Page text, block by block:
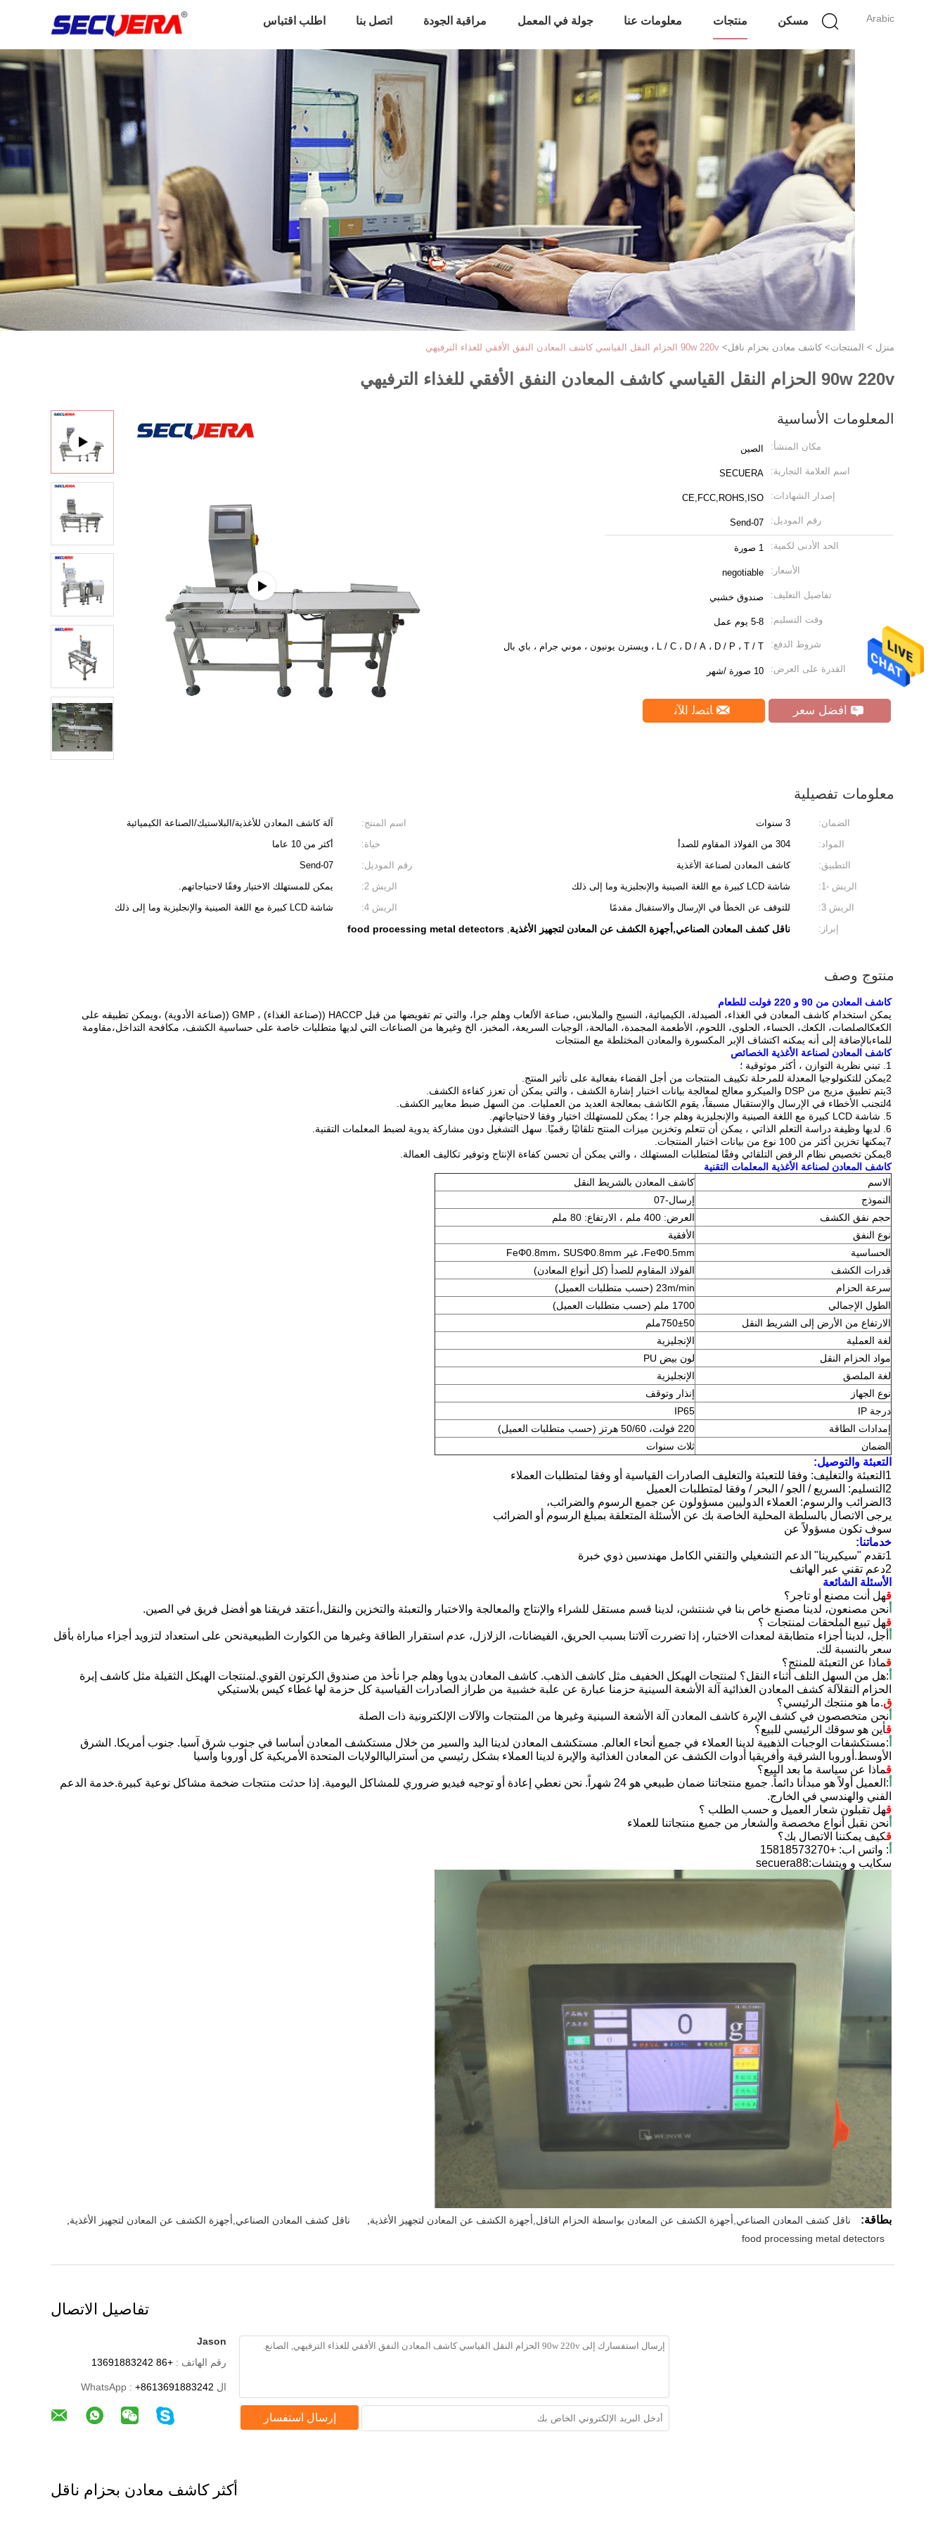
Arabic مسكن منتجات معلومات عنا جولة في المعمل مراقبة الجودة اتصل بنا اطلب اقتباس
منزل > المنتجات> كاشف معادن بحزام ناقل> 90w 220v الحزام النقل القياسي كاشف المعادن النفق الأفقي للغذاء الترفيهي
90w 220v الحزام النقل القياسي كاشف المعادن النفق الأفقي للغذاء الترفيهي
المعلومات الأساسية
مكان المنشأ: الصين
اسم العلامة التجارية: SECUERA
إصدار الشهادات: CE,FCC,ROHS,ISO
رقم الموديل: Send-07
الحد الأدنى لكمية: 1 صورة
الأسعار: negotiable
تفاصيل التغليف: صندوق خشبي
وقت التسليم: 5-8 يوم عمل
شروط الدفع: L / C ، D / A ، D / P ، T / T ، ويسترن يونيون ، موني جرام ، باي بال
القدرة على العرض: 10 صورة /شهر
افضل سعر ﺎﺘﺼﻟ ﺍﻶﻧ
معلومات تفصيلية
الضمان: 3 سنوات اسم المنتج:
آلة كاشف المعادن للأغذية/البلاستيك/الصناعة الكيميائية
المواد:
304 من الفولاذ المقاوم للصدأ حياة:
أكثر من 10 عاما
التطبيق:
كاشف المعادن لصناعة الأغذية رقم الموديل:
Send-07
الريش -1:
شاشة LCD كبيرة مع اللغة الصينية والإنجليزية وما إلى ذلك الريش 2:
يمكن للمستهلك الاختيار وفقًا لاحتياجاتهم.
الريش 3:
للتوقف عن الخطأ في الإرسال والاستقبال مقدمًا الريش 4:
شاشة LCD كبيرة مع اللغة الصينية والإنجليزية وما إلى ذلك
إبراز:
ناقل كشف المعادن الصناعي,أجهزة الكشف عن المعادن لتجهيز الأغذية,
food processing metal detectors
منتوج وصف
كاشف المعادن من 90 و 220 فولت للطعام
يمكن استخدام كاشف المعادن في الغذاء، الصيدلة، الكيميائية، النسيج والملابس، صناعة الألعاب وهلم جرا، والتي تم تفويضها من قبل HACCP ((صناعة الغذاء) ، GMP ((صناعة الأدوية) ،ويمكن تطبيقه على
الكعكالصلصات، الكعك، الحساء، الحلوى، اللحوم، الأطعمة المجمدة، المالحة، الوجبات السريعة، المخبز، الخ وغيرها من الصناعات التي لديها متطلبات خاصة على حساسية الكشف، مكافحة التداخل،مقاومة
للماءبالإضافة إلى أنه يمكنه اكتشاف الإبر المكسورة والمعادن المختلطة مع المنتجات
كاشف المعادن لصناعة الأغذية الخصائص
1. تبني نظرية التوازن ، أكثر موثوقية ؛
2يمكن للتكنولوجيا المعدلة للمرحلة تكييف المنتجات من أجل القضاء بفعالية على تأثير المنتج.
3يتم تطبيق مزيج من DSP والميكرو معالج لمعالجة بيانات اختبار إشارة الكشف ، والتي يمكن أن تعزز كفاءة الكشف.
4لتجنب الأخطاء في الإرسال والإستقبال مسبقاً، يقوم الكاشف بمعالجة العديد من العمليات. من السهل ضبط معايير الكشف.
5. شاشة LCD كبيرة مع اللغة الصينية والإنجليزية وهلم جرا ؛ يمكن للمستهلك اختيار وفقا لاحتياجاتهم.
6. لديها وظيفة دراسة التعلم الذاتي ، يمكن أن تتعلم وتخزين ميزات المنتج تلقائيًا رقميًا. سهل التشغيل دون مشاركة يدوية لضبط المعلمات التقنية.
7يمكنها تخزين أكثر من 100 نوع من بيانات اختبار المنتجات.
8يمكن تخصيص نظام الرفض التلقائي وفقًا لمتطلبات المستهلك ، والتي يمكن أن تحسن كفاءة الإنتاج وتوفير تكاليف العمالة.
كاشف المعادن لصناعة الأغذية المعلمات التقنية
الاسم
كاشف المعادن بالشريط النقل
النموذج
إرسال-07
حجم نفق الكشف
العرض: 400 ملم ، الارتفاع: 80 ملم
نوع النفق
الأفقية
الحساسية
FeΦ0.5mm، غير FeΦ0.8mm، SUSΦ0.8mm
قدرات الكشف
الفولاذ المقاوم للصدأ (كل أنواع المعادن)
سرعة الحزام
23m/min (حسب متطلبات العميل)
الطول الإجمالي
1700 ملم (حسب متطلبات العميل)
الارتفاع من الأرض إلى الشريط النقل
750±50ملم
لغة العملية
الإنجليزية
مواد الحزام النقل
لون بيض PU
لغة الملصق
الإنجليزية
نوع الجهاز
إنذار وتوقف
درجة IP
IP65
إمدادات الطاقة
220 فولت، 50/60 هرتز (حسب متطلبات العميل)
الضمان
ثلاث سنوات
التعبئة والتوصيل:
1التعبئة والتغليف: وفقا للتعبئة والتغليف الصادرات القياسية أو وفقا لمتطلبات العملاء
2التسليم: السريع / الجو / البحر / وفقا لمتطلبات العميل
3الضرائب والرسوم: العملاء الدوليين مسؤولون عن جميع الرسوم والضرائب،
يرجى الاتصال بالسلطة المحلية الخاصة بك عن الأسئلة المتعلقة بمبلغ الرسوم أو الضرائب
سوف تكون مسؤولاً عن
خدماتنا:
1تقدم "سيكيرينا" الدعم التشغيلي والتقني الكامل
مهندسين ذوي خبرة
2دعم تقني عبر الهاتف
الأسئلة الشائعة
قهل أنت مصنع أو تاجر؟
نحن مصنعون، لدينا مصنع خاص بنا في شنتشن، لدينا قسم مستقل للشراء والإنتاج والمعالجة والاختبار والتعبئة والتخزين والنقل،أعتقد فريقنا هو أفضل فريق في الصين.
قهل تبيع الملحقات لمنتجات ؟
أجل، لدينا أجزاء متطابقة لمعدات الاختبار، إذا تضررت آلاتنا بسبب الحريق، الفيضانات، الزلازل، عدم استقرار الطاقة وغيرها من الكوارث الطبيعيةنحن على استعداد لتزويد أجزاء مباراة بأقل
سعر بالنسبة لك.
قماذا عن التعبئة للمنتج؟
:هل من السهل التلف أثناء النقل؟ لمنتجات الهيكل الخفيف مثل كاشف الذهب. كاشف المعادن يدويا وهلم جرا نأخذ من صندوق الكرتون القوي.لمنتجات الهيكل الثقيلة مثل كاشف إبرة
الحزام النقلآلة كشف المعادن الغذائية آلة الأشعة السينية حزمنا عبارة عن علبة خشبية من طراز الصادرات القياسية كل حزمة لها غطاء كيس بلاستيكي
ق.ما هو منتجك الرئيسي؟
نحن متخصصون في كشف الإبرة كاشف المعادن آلة الأشعة السينية وغيرها من المنتجات والآلات الإلكترونية ذات الصلة
قأين هو سوقك الرئيسي للبيع؟
:مستكشفات الوجبات الذهبية لدينا العملاء في جميع أنحاء العالم. مستكشف المعادن لدينا اليد والسير من خلال مستكشف المعادن أساسا في جنوب شرق آسيا. جنوب أمريكا. الشرق
الأوسط.أوروبا الشرقية وأفريقيا أدوات الكشف عن المعادن الغذائية والإبرة لدينا العملاء بشكل رئيسي من أسترالياالولايات المتحدة الأمريكية كل أوروبا وآسيا
قماذا عن سياسة ما بعد البيع؟
:العميل أولاً هو مبدأنا دائماً. جميع منتجاتنا ضمان طبيعي هو 24 شهراً. نحن نعطي إعادة أو توجيه فيديو ضروري للمشاكل اليومية. إذا حدثت منتجات ضخمة مشاكل نوعية كبيرة.خدمة الدعم
الفني والهندسي في الخارج.
قهل تقبلون شعار العميل و حسب الطلب ؟
نحن نقبل أنواع مخصصة والشعار من جميع منتجاتنا للعملاء
قكيف يمكننا الاتصال بك؟
: واتس اب: +15818573270
سكايب و ويتشات:secuera88
بطاقة: ناقل كشف المعادن الصناعي,أجهزة الكشف عن المعادن بواسطة الحزام الناقل,أجهزة الكشف عن المعادن لتجهيز الأغذية ناقل كشف المعادن الصناعي,أجهزة الكشف عن المعادن لتجهيز الأغذية
food processing metal detectors
تفاصيل الاتصال
Jason
رقم الهاتف : +86 13691883242
ال WhatsApp : +8613691883242
إرسال استفسار
أكثر كاشف معادن بحزام ناقل